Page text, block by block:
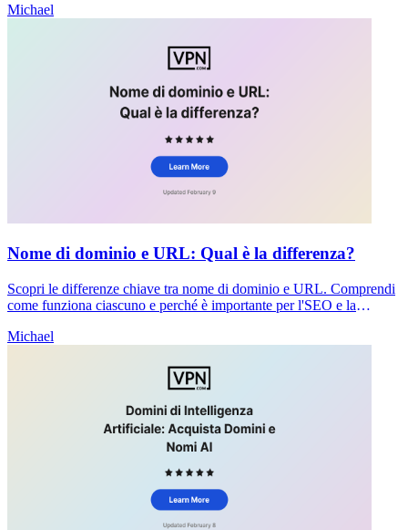
Michael
Nome di dominio e URL: Qual è la differenza?
Scopri le differenze chiave tra nome di dominio e URL. Comprendi
come funziona ciascuno e perché è importante per l'SEO e la
Michael